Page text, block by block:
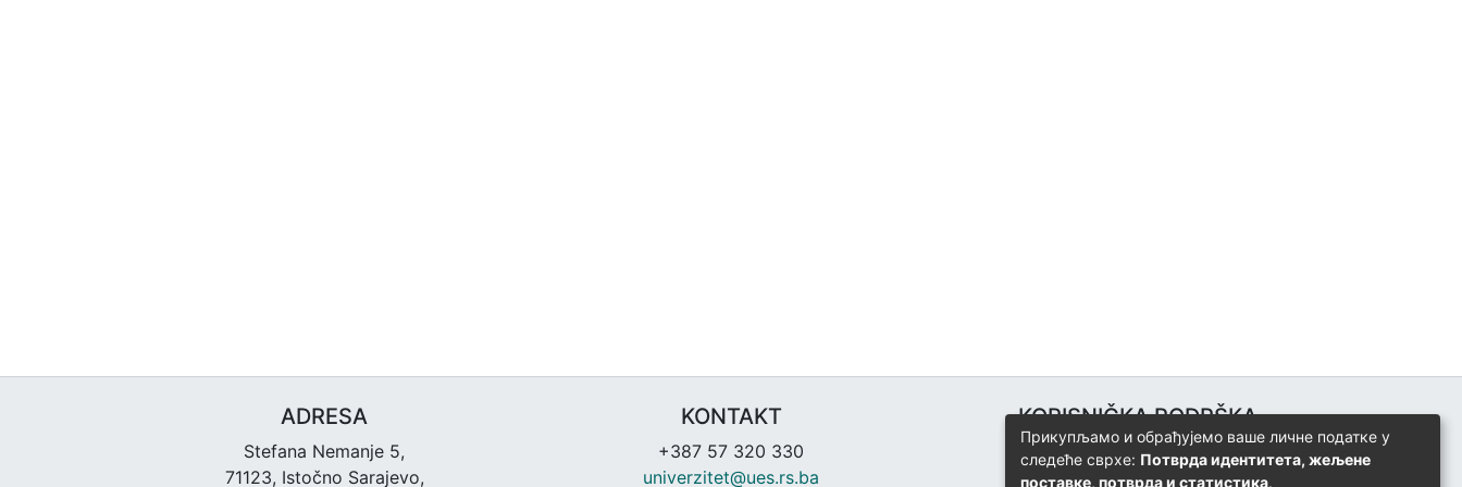
ADRESA
Stefana Nemanje 5,
71123, Istočno Sarajevo,
KONTAKT
+387 57 320 330
univerzitet@ues.rs.ba
KORISNIČKA PODRŠKA
Univerzitetski računarski centar
+387 57 320 140
Прикупљамо и обрађујемо ваше личне податке у
следеће сврхе: Потврда идентитета, жељене
поставке, потврда и статистика.